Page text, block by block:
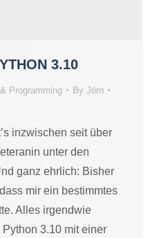
3.10
Programming By Jörn
inzwischen seit über
unter den
ganz ehrlich: Bisher
mir ein bestimmtes
Alles irgendwie
3.10 mit einer